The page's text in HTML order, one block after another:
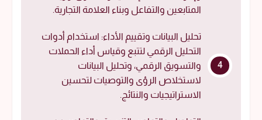
المتابعين والتفاعل وبناء العلامة التجارية.
تحليل البيانات وتقييم الأداء: استخدام أدوات
التحليل الرقمي لتتبع وقياس أداء الحملات
والتسويق الرقمي، وتحليل البيانات
لاستخلاص الرؤى والتوصيات لتحسين
الاستراتيجيات والنتائج.